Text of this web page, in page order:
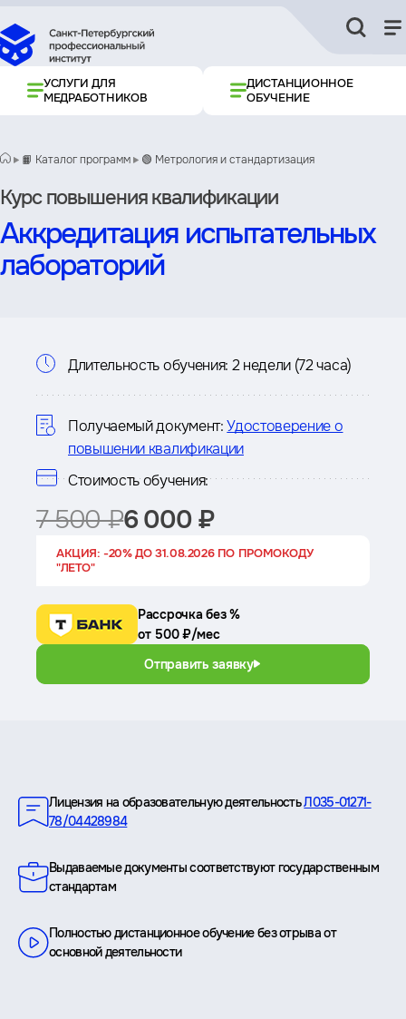
УСЛУГИ ДЛЯ
МЕДРАБОТНИКОВ
ДИСТАНЦИОННОЕ
ОБУЧЕНИЕ
📙 Каталог программ 🟢 Метрология и стандартизация
Курс повышения квалификации
Аккредитация испытательных
лабораторий
Информация
о
курсе
Длительность обучения: 2 недели (72 часа)
Получаемый документ: Удостоверение о
повышении квалификации
Стоимость обучения:
7 500 ₽6 000 ₽
АКЦИЯ: -20% ДО 31.08.2026 ПО ПРОМОКОДУ
"ЛЕТО"
Рассрочка без %
от 500 ₽/мес
Отправить заявку
Лицензия на образовательную деятельностьЛ035-01271-
78/04428984
Выдаваемые документы соответствуют государственным
стандартам
Полностью дистанционное обучение без отрыва от
основной деятельности